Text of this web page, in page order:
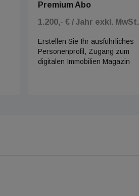
Premium Abo
1.200,- € / Jahr exkl. MwSt.
Erstellen Sie Ihr ausführliches
Personenprofil, Zugang zum
digitalen Immobilien Magazin